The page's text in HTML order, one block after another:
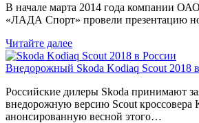
В начале марта 2014 года компании
«ЛАДА Спорт» провели презентацию
Читайте далее
Внедорожный Skoda Kodiaq Scout 2018
Российские дилеры Skoda принимают
внедорожную версию Scout кроссовера
анонсированную весной этого…